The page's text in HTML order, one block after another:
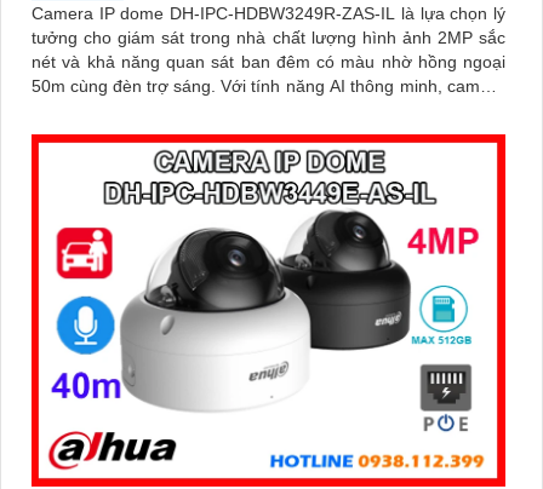
Camera IP dome DH-IPC-HDBW3249R-ZAS-IL là lựa chọn lý
tưởng cho giám sát trong nhà chất lượng hình ảnh 2MP sắc
nét và khả năng quan sát ban đêm có màu nhờ hồng ngoại
50m cùng đèn trợ sáng. Với tính năng AI thông minh, camera
ghi âm qua micro tích hợp và lưu trữ tối đa 512GB qua khe
thẻ nhớ, camera hỗ trợ PoE lắp đặt dễ dàng